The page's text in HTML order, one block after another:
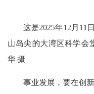
这是2025年12月11日
山岛尖的大湾区科学会
华 摄
事业发展，要在创新